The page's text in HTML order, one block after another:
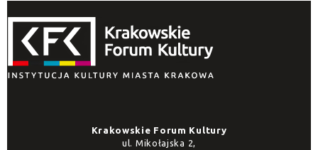
Krakowskie Forum Kultury
ul. Mikołajska 2,